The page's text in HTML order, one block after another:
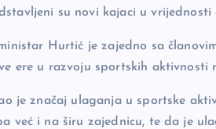
su novi kajaci u
Hurtić je zajedno sa
ere u razvoju sportskih aktivnosti
je značaj ulaganja u sportske
već i na širu zajednicu, te da je